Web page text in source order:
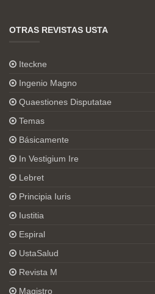
OTRAS REVISTAS USTA
Iteckne
Ingenio Magno
Quaestiones Disputatae
Temas
Básicamente
In Vestigium Ire
Lebret
Principia Iuris
Iustitia
Espiral
UstaSalud
Revista M
Magistro